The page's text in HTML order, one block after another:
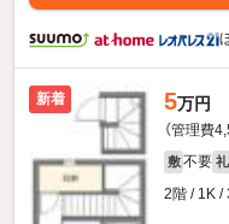
新着 5万円
（管理費
敷 不要 礼
2階 / 1K /